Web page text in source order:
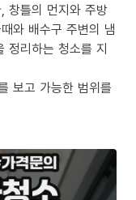
창틀의 먼지와 주방
와 배수구 주변의 냄
정리하는 청소를 지
보고 가능한 범위를